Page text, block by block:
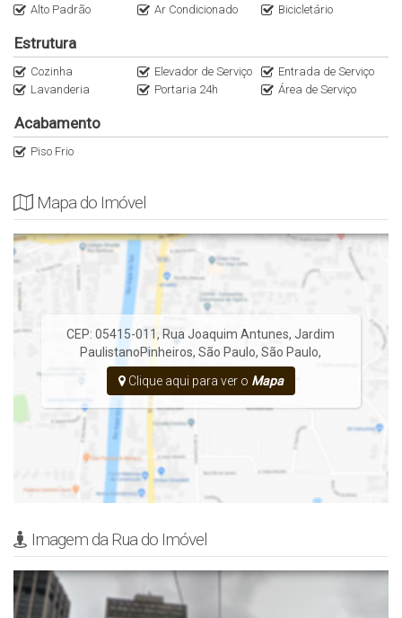
10 min do Parque Ibirapuera
Anuncie seu imóvel conosco
WhatsApp (11)95116.2558
Apartamentos a venda em Pinheiros
Alto Padrão Ar Condicionado Bicicletário
Estrutura
Cozinha Elevador de Serviço
Entrada de Serviço
Lavanderia
Portaria 24h Área de Serviço
Acabamento
Piso Frio
Mapa do Imóvel
CEP: 05415-011, Rua Joaquim Antunes,Jardim
PaulistanoPinheiros,São Paulo,São Paulo,
Clique aqui para ver o Mapa
Imagem da Rua do Imóvel